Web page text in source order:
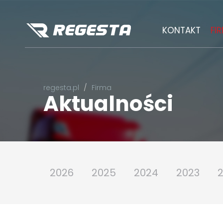
KONTAKT
regesta.pl Firma
Aktualności
2026 2025 2024 2023